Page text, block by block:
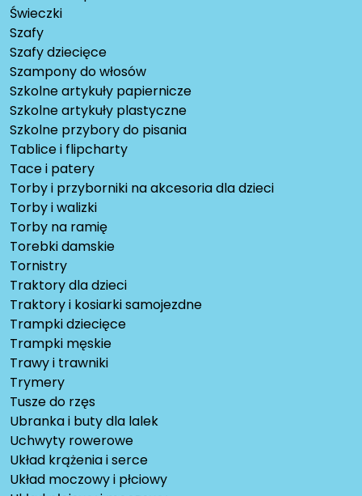
Świeczki
Szafy
Szafy dziecięce
Szampony do włosów
Szkolne artykuły papiernicze
Szkolne artykuły plastyczne
Szkolne przybory do pisania
Tablice i flipcharty
Tace i patery
Torby i przyborniki na akcesoria dla dzieci
Torby i walizki
Torby na ramię
Torebki damskie
Tornistry
Traktory dla dzieci
Traktory i kosiarki samojezdne
Trampki dziecięce
Trampki męskie
Trawy i trawniki
Trymery
Tusze do rzęs
Ubranka i buty dla lalek
Uchwyty rowerowe
Układ krążenia i serce
Układ moczowy i płciowy